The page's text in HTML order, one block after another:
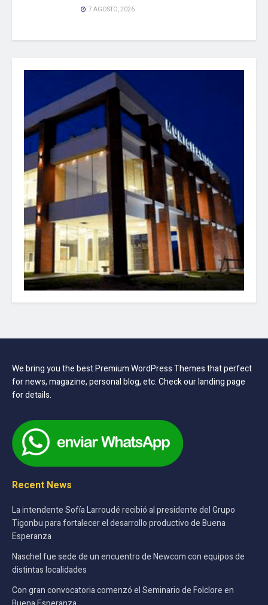
7 AGOSTO, 2026
We bring you the best Premium WordPress Themes that perfect
for news, magazine, personal blog, etc. Check our landing page
for details.
Recent News
La intendente Sofía Larroudé recibió al presidente del Grupo
Tigonbu para fortalecer el desarrollo productivo de Buena
Esperanza
Naschel fue sede de un encuentro de Newcom con equipos de
distintas localidades
Con gran convocatoria comenzó el Seminario de Folclore en